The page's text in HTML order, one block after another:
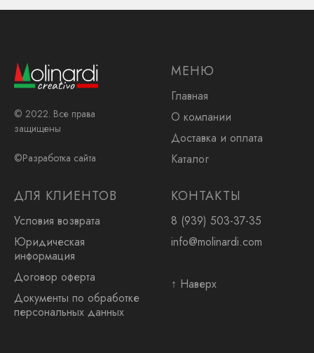
© 2022. Все права
защищены
©Разработка сайта
МЕНЮ
Главная
О компании
Доставка и оплата
Каталог
ДЛЯ КЛИЕНТОВ
Условия возврата
Юридическая
информация
Договор оферта
Документы по обработке
персональных данных
КОНТАКТЫ
8 (939) 503-37-35
info@molinardi.com
.
↑ Наверх